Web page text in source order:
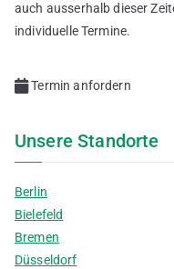
auch ausserhalb dieser
individuelle Termine.
Termin anfordern
Unsere Standorte
Berlin
Bielefeld
Bremen
Düsseldorf